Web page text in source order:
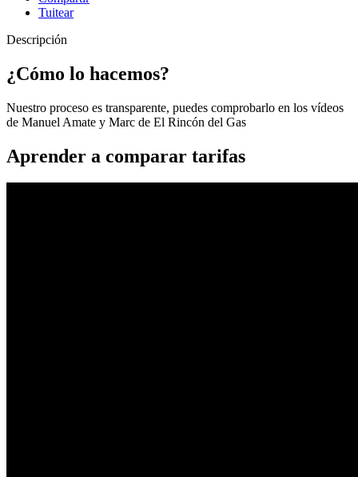
Tuitear
Descripción
¿Cómo lo hacemos?
Nuestro proceso es transparente, puedes comprobarlo en los vídeos
de Manuel Amate y Marc de El Rincón del Gas
Aprender a comparar tarifas